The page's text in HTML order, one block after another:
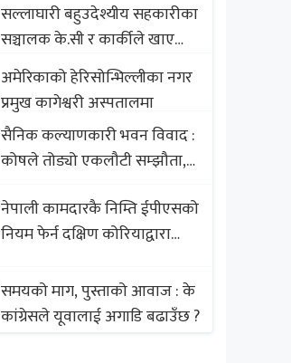
सल्लाघारी बहुउदेश्यीय सहकारीका
सञ्चालक के.सी र कार्कीले खाए
सदस्यको करोडौं बचत
अमेरिकाको हेरिसोन्भिल्लीका नगर
प्रमुख कागेश्वरी अस्पतालमा
सैनिक कल्याणकारी भवन विवाद :
कोषले तोड्यो एकलौटी सम्झौता,
बिखलबन्दमा (भिडियो)
नेपाली कामदारकै निम्ति ईपीएसको
नियम फेर्न दक्षिण कोरियाद्वारा
समयको माग, पुस्ताको आवाज : के
कांग्रेसले यूवालाई अगाडि बढाउँछ ?